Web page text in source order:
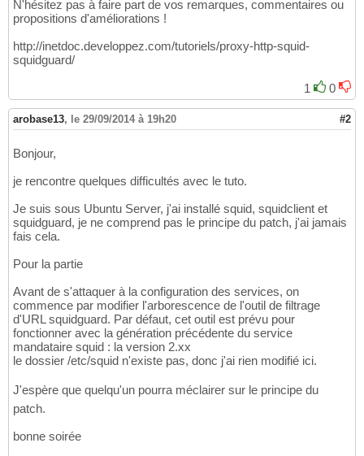
N'hésitez pas à faire part de vos remarques, commentaires ou
propositions d'améliorations !
http://inetdoc.developpez.com/tutoriels/proxy-http-squid-
squidguard/
1 0
arobase13, le 29/09/2014 à 19h20 #2
Bonjour,
je rencontre quelques difficultés avec le tuto.
Je suis sous Ubuntu Server, j'ai installé squid, squidclient et
squidguard, je ne comprend pas le principe du patch, j'ai jamais
fais cela.
Pour la partie
Avant de s'attaquer à la configuration des services, on
commence par modifier l'arborescence de l'outil de filtrage
d'URL squidguard. Par défaut, cet outil est prévu pour
fonctionner avec la génération précédente du service
mandataire squid : la version 2.xx
le dossier /etc/squid n'existe pas, donc j'ai rien modifié ici.
J'espère que quelqu'un pourra méclairer sur le principe du
patch.
bonne soirée